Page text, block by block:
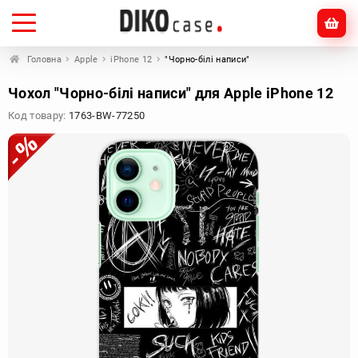
Головна Apple iPhone 12 "Чорно-білі написи"
Чохол "Чорно-білі написи" для Apple iPhone 12
Код товару: 1763-BW-77250